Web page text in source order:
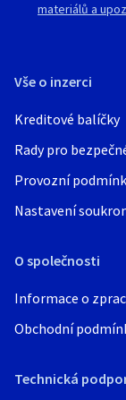
Vše o inzerci
Kreditové balíčky
Rady pro
Provozní
Nastavení
O společnosti
Informace o
Obchodní
Technická
materiálů a